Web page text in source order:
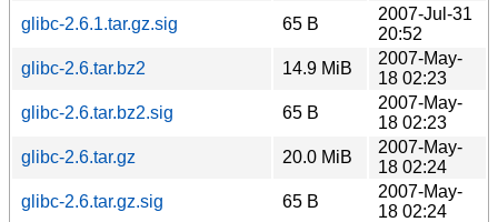
glibc-2.6.1.tar.gz.sig
65 B
2007-Jul-31
20:52
glibc-2.6.tar.bz2
14.9 MiB
2007-May-
18 02:23
glibc-2.6.tar.bz2.sig
65 B
2007-May-
18 02:23
glibc-2.6.tar.gz
20.0 MiB
2007-May-
18 02:24
glibc-2.6.tar.gz.sig
65 B
2007-May-
18 02:24